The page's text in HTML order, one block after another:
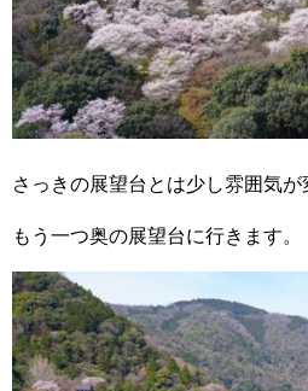
さっきの展望台とは少し雰囲気が
もう一つ奥の展望台に行きます。